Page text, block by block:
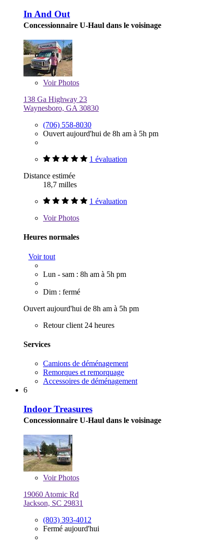
In And Out
Concessionnaire U-Haul dans le voisinage
VoirPhotos
138 Ga Highway 23
Waynesboro, GA 30830
(706) 558-8030
Ouvert aujourd'hui de 8h am à 5h pm
1 évaluation
Distance estimée
18,7 milles
1 évaluation
VoirPhotos
Heures normales
Voir tout
Lun - sam : 8h am à 5h pm
Dim : fermé
Ouvert aujourd'hui de 8h am à 5h pm
Retour client 24 heures
Services
Camions de déménagement
Remorques et remorquage
Accessoires de déménagement
6
Indoor Treasures
Concessionnaire U-Haul dans le voisinage
VoirPhotos
19060 Atomic Rd
Jackson, SC 29831
(803) 393-4012
Fermé aujourd'hui